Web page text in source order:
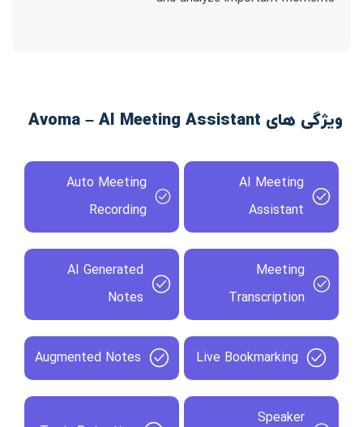
ویژگی های Avoma – AI Meeting Assistant
AI Meeting
Assistant
Auto Meeting
Recording
Meeting
Transcription
AI Generated
Notes
Live Bookmarking
Augmented Notes
Speaker